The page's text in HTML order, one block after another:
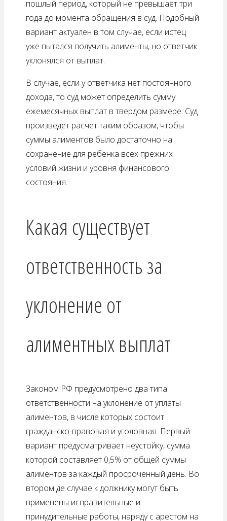
пошлый период, который не превышает три
года до момента обращения в суд. Подобный
вариант актуален в том случае, если истец
уже пытался получить алименты, но ответчик
уклонялся от выплат.
В случае, если у ответчика нет постоянного
дохода, то суд может определить сумму
ежемесячных выплат в твердом размере. Суд
произведет расчет таким образом, чтобы
суммы алиментов было достаточно на
сохранение для ребенка всех прежних
условий жизни и уровня финансового
состояния.
Какая существует
ответственность за
уклонение от
алиментных выплат
Законом РФ предусмотрено два типа
ответственности на уклонение от уплаты
алиментов, в числе которых состоит
гражданско-правовая и уголовная. Первый
вариант предусматривает неустойку, сумма
которой составляет 0,5% от общей суммы
алиментов за каждый просроченный день. Во
втором де случае к должнику могут быть
применены исправительные и
принудительные работы, наряду с арестом на